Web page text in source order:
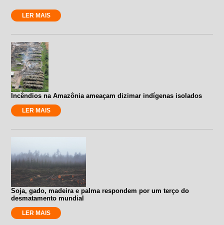
LER MAIS
Incêndios na Amazônia ameaçam dizimar indígenas isolados
LER MAIS
Soja, gado, madeira e palma respondem por um terço do
desmatamento mundial
LER MAIS